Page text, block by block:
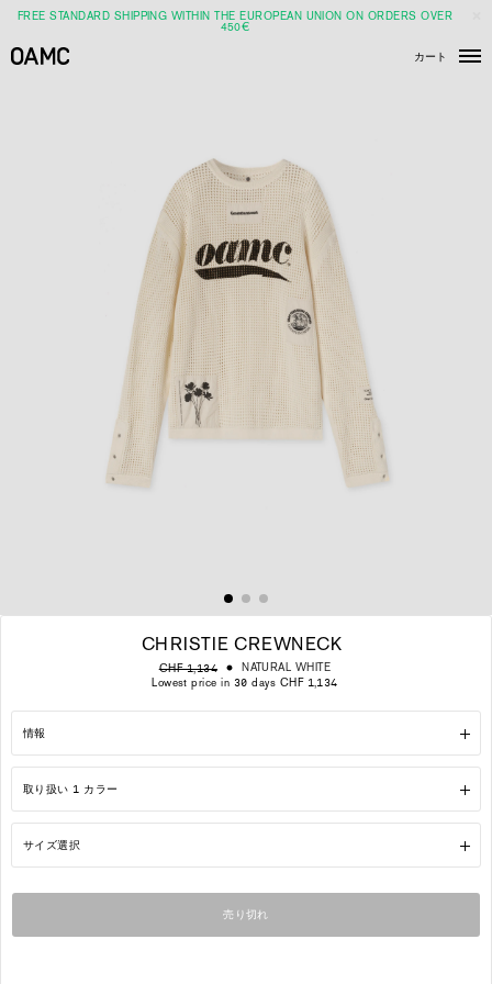
FREE STANDARD SHIPPING WITHIN THE EUROPEAN UNION ON ORDERS OVER
450€
カート
メ
CHRISTIE CREWNECK
通
常
価
格
販
売
価
格
CHF 1,134
NATURAL WHITE
Lowest price in 30 days CHF 1,134
情報
取り扱い 1 カラー
サイズ選択
売り切れ